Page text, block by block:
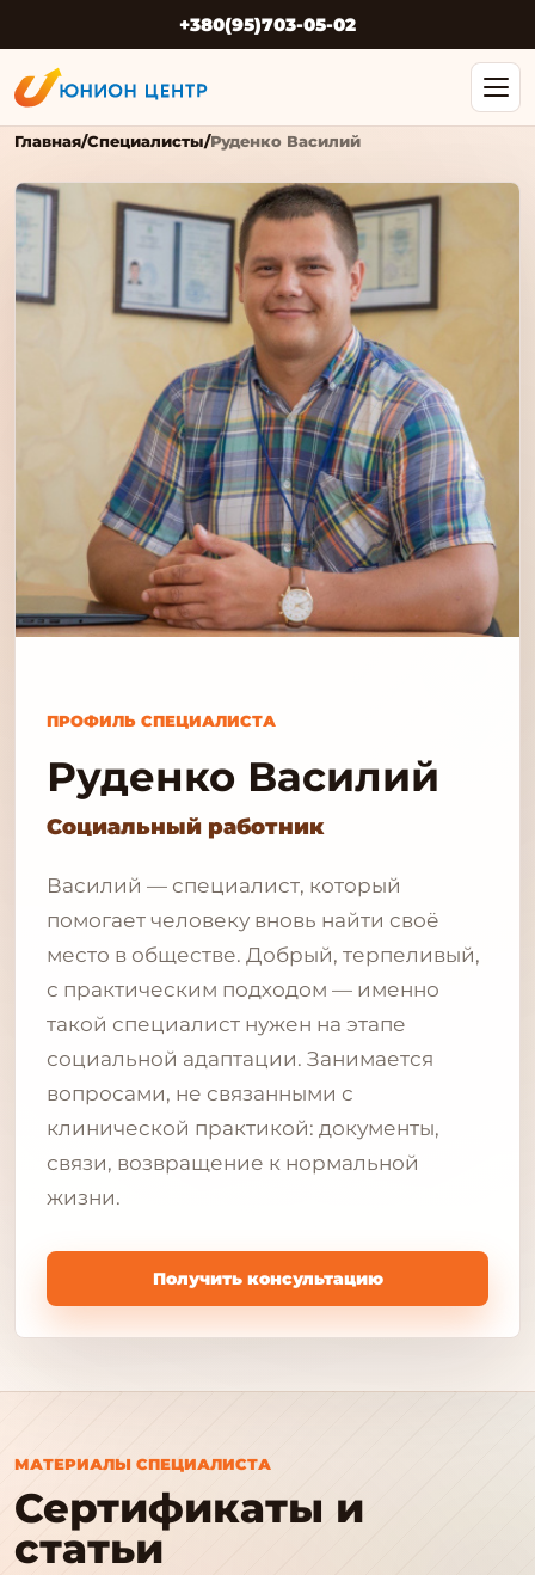
+380(95)703-05-02
Главная/Специалисты/Руденко Василий
ПРОФИЛЬ СПЕЦИАЛИСТА
Руденко Василий
Социальный работник
Василий — специалист, который
помогает человеку вновь найти своё
место в обществе. Добрый, терпеливый,
с практическим подходом — именно
такой специалист нужен на этапе
социальной адаптации. Занимается
вопросами, не связанными с
клинической практикой: документы,
связи, возвращение к нормальной
жизни.
Получить консультацию
МАТЕРИАЛЫ СПЕЦИАЛИСТА
Сертификаты и
статьи